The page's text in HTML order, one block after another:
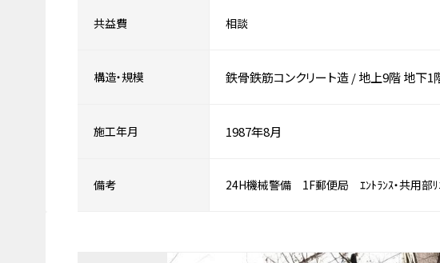
共益費 相談
構造・規模 鉄骨鉄筋コンクリート造/地上9階地下1
施工年月 1987年8月
備考 24H機械警備 1F郵便局 ｴﾝﾄﾗﾝｽ・共用部